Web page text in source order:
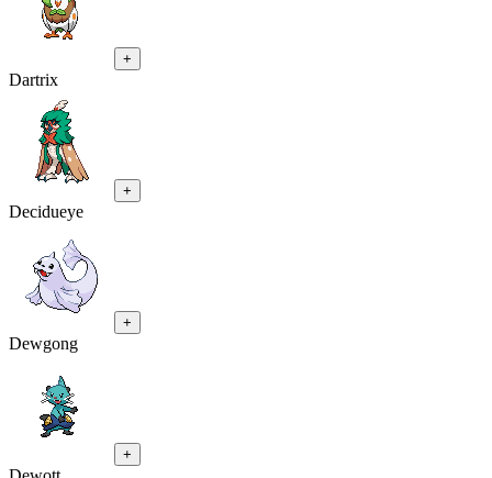
+
Dartrix
+
Decidueye
+
Dewgong
+